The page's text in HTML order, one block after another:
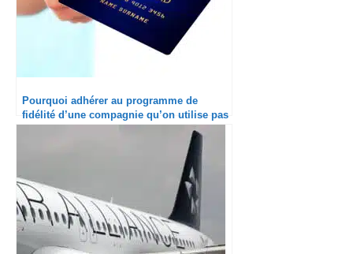
Pourquoi adhérer au programme de
fidélité d’une compagnie qu’on utilise pas